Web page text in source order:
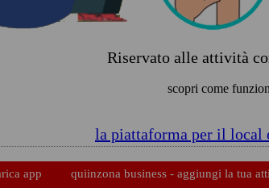
Riservato alle attività
scopri come
la piattaforma per il local
app quiinzona business - aggiungi la tua